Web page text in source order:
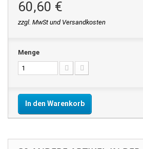
60,60 €
zzgl. MwSt und Versandkosten
Menge
In den Warenkorb